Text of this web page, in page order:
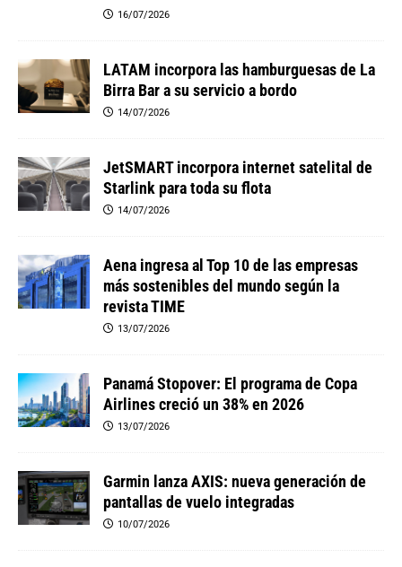
16/07/2026
LATAM incorpora las hamburguesas de La
Birra Bar a su servicio a bordo
14/07/2026
JetSMART incorpora internet satelital de
Starlink para toda su flota
14/07/2026
Aena ingresa al Top 10 de las empresas
más sostenibles del mundo según la
revista TIME
13/07/2026
Panamá Stopover: El programa de Copa
Airlines creció un 38% en 2026
13/07/2026
Garmin lanza AXIS: nueva generación de
pantallas de vuelo integradas
10/07/2026